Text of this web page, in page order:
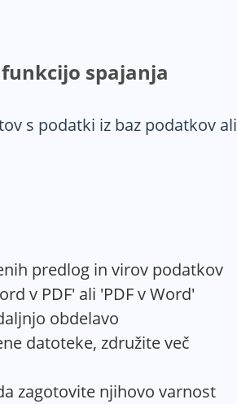
spajanja
s podatki iz baz podatkov ali
predlog in virov podatkov
v PDF' ali 'PDF v Word'
obdelavo
datoteke, združite več
zagotovite njihovo varnost